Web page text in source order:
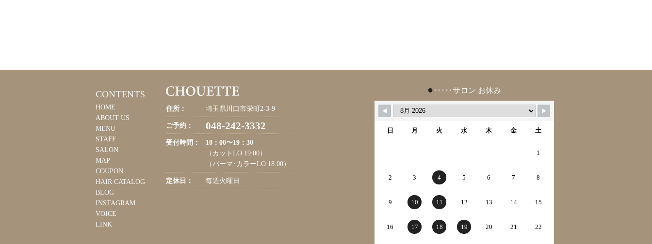
CONTENTS
HOME
ABOUT US
MENU
STAFF
SALON
MAP
COUPON
HAIR CATALOG
BLOG
INSTAGRAM
VOICE
LINK
住所： 埼玉県川口市栄町2-3-9
ご予約： 048-242-3332
受付時間：
10：00〜19：30
（カットLO 19:00）
（パーマ･カラーLO 18:00）
定休日： 毎週火曜日
● ･････サロン お休み
日 月 火 水 木 金 土
1
2 3 4 5 6 7 8
9 10 11 12 13 14 15
16 17 18 19 20 21 22